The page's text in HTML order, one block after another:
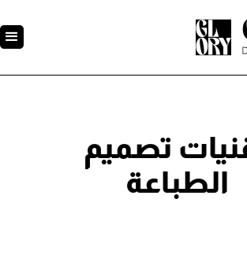
تصميم
الطباعة